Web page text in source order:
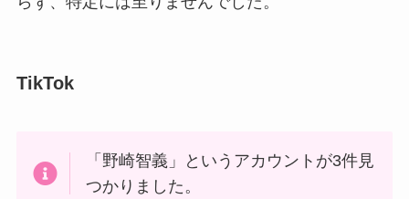
TikTok
「野崎智義」というアカウントが3件見
つかりました。